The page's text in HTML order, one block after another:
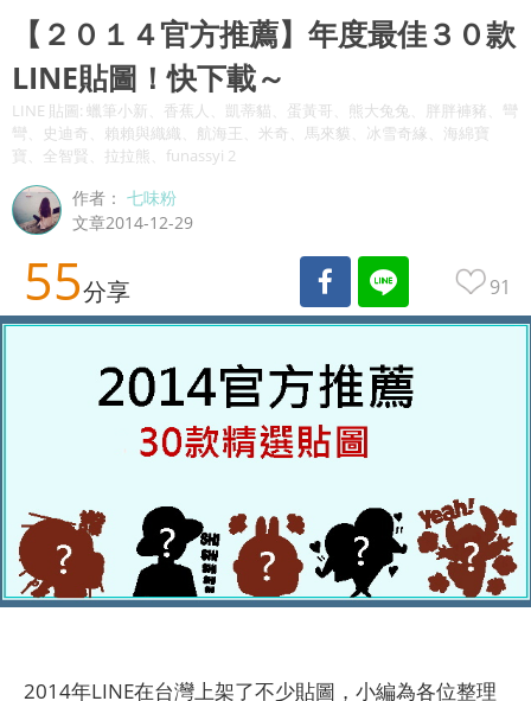
【２０１４官方推薦】年度最佳３０款
LINE貼圖！快下載～
LINE 貼圖: 蠟筆小新、香蕉人、凱蒂貓、蛋黃哥、熊大兔兔、胖胖褲豬、彎
彎、史迪奇、賴賴與織織、航海王、米奇、馬來貘、冰雪奇緣、海綿寶
寶、全智賢、拉拉熊、funassyi 2
作者：七味粉
文章2014-12-29
55分享 91
2014年LINE在台灣上架了不少貼圖，小編為各位整理